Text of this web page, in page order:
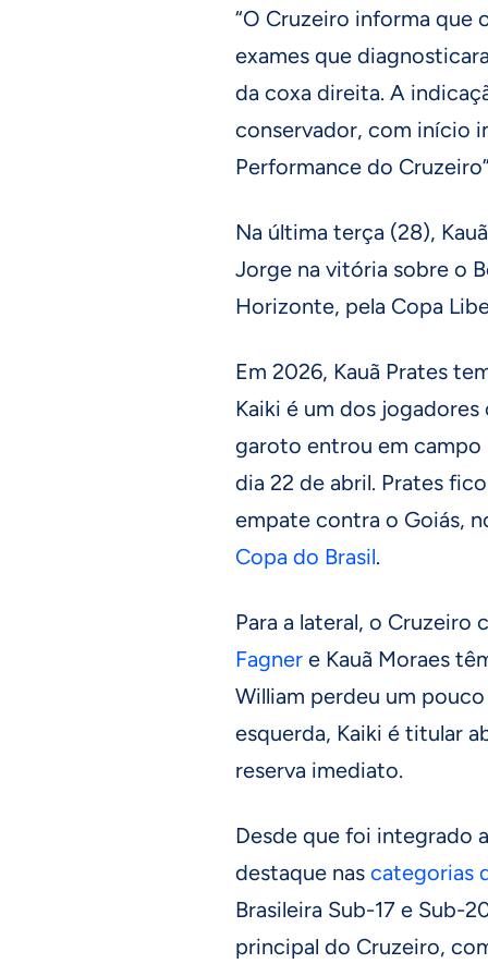
“O Cruzeiro informa que
exames que
da coxa direita. A
conservador, com início
Performance do
Na última terça (28),
Jorge na vitória sobre o
Horizonte, pela Copa
Em 2026, Kauã Prates
Kaiki é um dos
garoto entrou em campo
dia 22 de abril. Prates
empate contra o Goiás,
Copa do Brasil.
Para a lateral, o
Fagner e Kauã Moraes
William perdeu um
esquerda, Kaiki é titular
reserva imediato.
Desde que foi integrado
destaque nas categorias
Brasileira Sub-17 e Sub-
principal do Cruzeiro,